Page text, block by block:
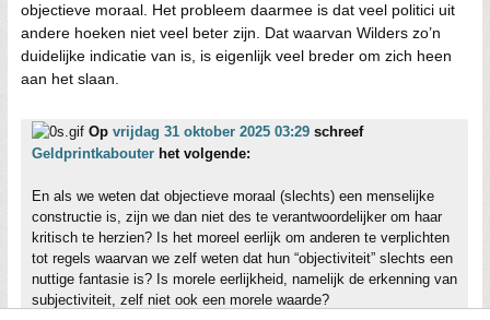
objectieve moraal. Het probleem daarmee is dat veel politici uit
andere hoeken niet veel beter zijn. Dat waarvan Wilders zo’n
duidelijke indicatie van is, is eigenlijk veel breder om zich heen
aan het slaan.
Op vrijdag 31 oktober 2025 03:29 schreef
Geldprintkabouter het volgende:
En als we weten dat objectieve moraal (slechts) een menselijke
constructie is, zijn we dan niet des te verantwoordelijker om haar
kritisch te herzien? Is het moreel eerlijk om anderen te verplichten
tot regels waarvan we zelf weten dat hun “objectiviteit” slechts een
nuttige fantasie is? Is morele eerlijkheid, namelijk de erkenning van
subjectiviteit, zelf niet ook een morele waarde?